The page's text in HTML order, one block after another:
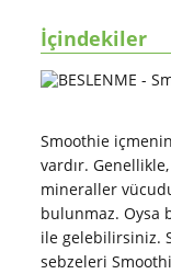
İçindekiler
Smoothie
vardır.
mineraller
bulunmaz. Oysa
ile gelebilirsiniz.
sebzeleri